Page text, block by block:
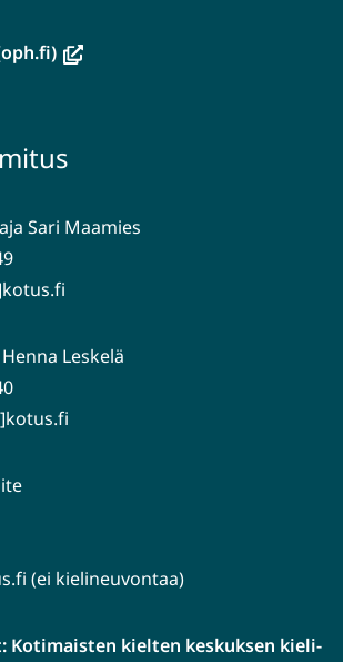
(avautuu
toiseen
Sari Maamies
Leskelä
(ei kielineuvontaa)
Kotimaisten kielten keskuksen kieli-